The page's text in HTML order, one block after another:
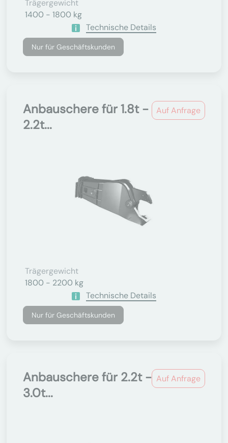
Trägergewicht
1400 - 1800 kg
Technische Details
Nur für Geschäftskunden
Auf Anfrage
Anbauschere für 1.8t -
2.2t...
Trägergewicht
1800 - 2200 kg
Technische Details
Nur für Geschäftskunden
Auf Anfrage
Anbauschere für 2.2t -
3.0t...